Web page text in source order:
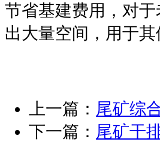
节省基建费用，对
出大量空间，用于其
上一篇： 尾矿综
下一篇： 尾矿干